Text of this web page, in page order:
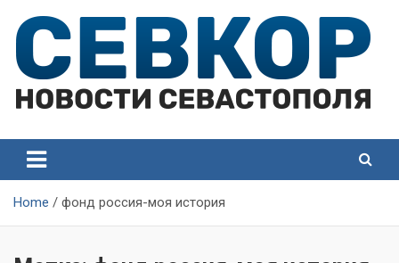
content
Севастополя
Севастополя
Home фонд россия-моя история